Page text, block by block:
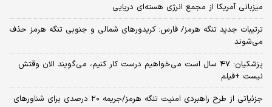
میزبانی آمریکا از مجمع انرژی هسته‌ای دریایی
ترتیبات جدید تنگه هرمز/ فارس: کریدورهای شمالی و جنوبی تنگه هرمز حذف
می‌شوند
پزشکیان: ۴۷ سال است می‌خواهیم درست کار کنیم، می‌گویند الان وقتش
نیست +فیلم
جزئیاتی از طرح راهبردی امنیت تنگه هرمز/جریمه ۲۰ درصدی برای شناورهای